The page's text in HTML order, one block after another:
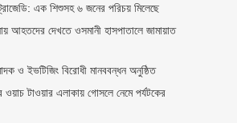
এক শিশুসহ ৬ জনের পরিচয় মিলেছে
আহতদের দেখতে ওসমানী হাসপাতালে জামায়াত
ও ইভটিজিং বিরোধী মানববন্ধন অনুষ্ঠিত
ওয়াচ টাওয়ার এলাকায় গোসলে নেমে পর্যটকের